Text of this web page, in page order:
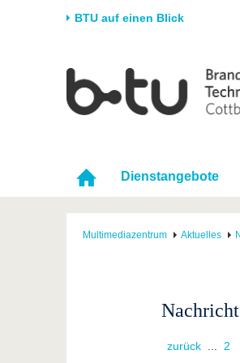
BTU auf einen Blick
Universität
Karriere & Engagement
Partnerschaften &
Strukturwandel
Dienstangebote
Multimediazentrum Aktuelles
zurück ... 2